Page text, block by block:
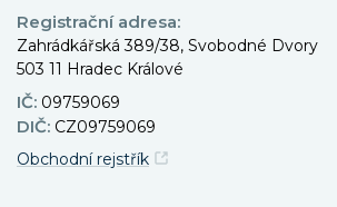
Registrační adresa:
Zahrádkářská 389/38, Svobodné Dvory
503 11 Hradec Králové
IČ: 09759069
DIČ: CZ09759069
Obchodní rejstřík